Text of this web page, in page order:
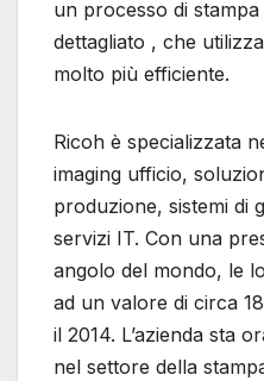
un processo di
dettagliato , che
molto più efficiente.
Ricoh è specializzata
imaging ufficio,
produzione, sistemi di
servizi IT. Con una
angolo del mondo, le
ad un valore di circa
il 2014. L’azienda sta
nel settore della